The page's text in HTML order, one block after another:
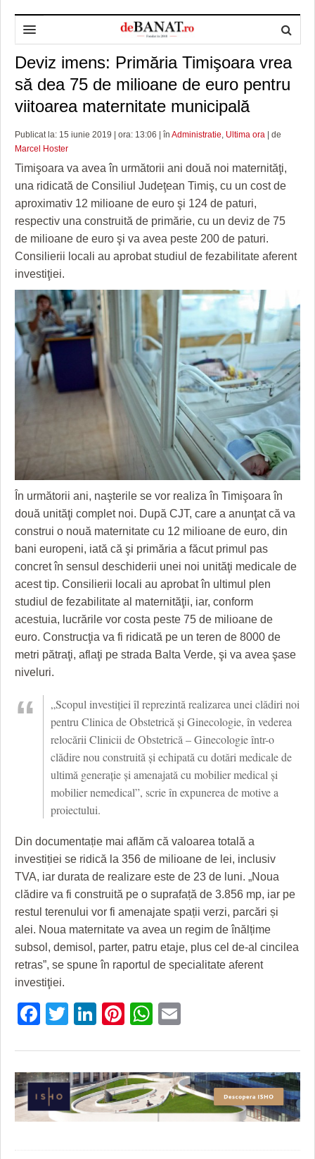
HOME
DESPRE NOI
POLITICA DE COOKIES
POLITICA DE CONFIDENȚIALITATE
ADMINISTRAȚIE
CONSILIUL JUDEŢEAN TIMIŞ
PREFECTURA TIMIŞ
POLITICA
SPORT
POLI TIMISOARA
FOTBAL JUDETEAN
ALTE SPORTURI
OPINII
DOSARELE DEBANAT
ETICA LUCIDITĂȚII ASISTATE
JURNAL DE CAMPANIE
ZÂMBETE AMARE
GRĂDINA TAICII DOMNULUI
ZIARISTU’ DE TERASĂ
CU OIŞTEA-N KIERKEGAARD
FINANŢĂRI DE LA A LA Z
TIMP LIBER ȘI CULTURĂ
TIMP LIBER
ULTRAMARIN VA RECOMANDA
CULTURA
CRONICĂ DE FILM
UNDE MERGEM
FILME DOCUMENTARE
CLIPURI VIDEO
ECONOMIC
AFACERI
SĂNĂTATE
MAI MULTE
ACCIDENTE
ANUNŢURI
INFO SI UTILE
FILME DOCUMENTARE
CLIPURI VIDEO
JOCURI ONLINE
DIVERSE
FARMACII DIN TIMIŞOARA
HARTA TIMIŞOAREI
LICEE, ŞCOLI ŞI GRĂDINIŢE DIN TIMIŞ
SFATUL MEDICULUI
SFATURI JURIDICE
Deviz imens: Primăria Timişoara vrea
să dea 75 de milioane de euro pentru
viitoarea maternitate municipală
Publicat la: 15 iunie 2019 | ora: 13:06 | în Administratie, Ultima ora | de
Marcel Hoster
Timişoara va avea în următorii ani două noi maternităţi,
una ridicată de Consiliul Judeţean Timiş, cu un cost de
aproximativ 12 milioane de euro şi 124 de paturi,
respectiv una construită de primărie, cu un deviz de 75
de milioane de euro şi va avea peste 200 de paturi.
Consilierii locali au aprobat studiul de fezabilitate aferent
investiţiei.
În următorii ani, naşterile se vor realiza în Timişoara în
două unităţi complet noi. După CJT, care a anunţat că va
construi o nouă maternitate cu 12 milioane de euro, din
bani europeni, iată că şi primăria a făcut primul pas
concret în sensul deschiderii unei noi unităţi medicale de
acest tip. Consilierii locali au aprobat în ultimul plen
studiul de fezabilitate al maternităţii, iar, conform
acestuia, lucrările vor costa peste 75 de milioane de
euro. Construcţia va fi ridicată pe un teren de 8000 de
metri pătraţi, aflaţi pe strada Balta Verde, şi va avea şase
niveluri.
„Scopul investiţiei îl reprezintă realizarea unei clădiri noi
pentru Clinica de Obstetrică și Ginecologie, în vederea
relocării Clinicii de Obstetrică – Ginecologie într-o
clădire nou construită și echipată cu dotări medicale de
ultimă generație și amenajată cu mobilier medical și
mobilier nemedical”, scrie în expunerea de motive a
proiectului.
Din documentație mai aflăm că valoarea totală a
investiției se ridică la 356 de milioane de lei, inclusiv
TVA, iar durata de realizare este de 23 de luni. „Noua
clădire va fi construită pe o suprafață de 3.856 mp, iar pe
restul terenului vor fi amenajate spații verzi, parcări și
alei. Noua maternitate va avea un regim de înălțime
subsol, demisol, parter, patru etaje, plus cel de-al cincilea
retras”, se spune în raportul de specialitate aferent
investiţiei.
Facebook
Twitter
LinkedIn
Pinterest
WhatsApp